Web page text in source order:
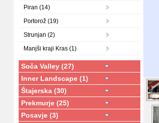
Piran (14)
Portorož (19)
Strunjan (2)
Manjši kraji Kras (1)
Soča Valley (27)
Inner Landscape (1)
Štajerska (30)
Prekmurje (25)
Posavje (3)